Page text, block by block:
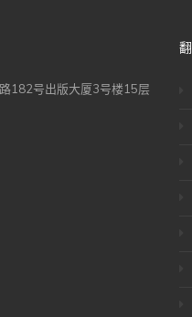
182号出版大厦3号楼15层